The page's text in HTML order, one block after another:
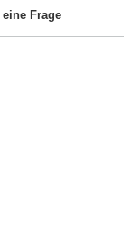
Frage